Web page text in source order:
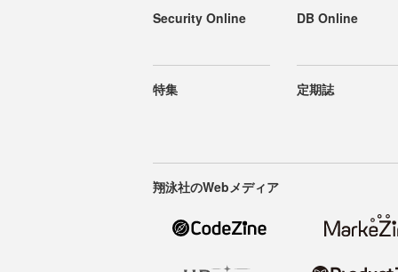
Security Online DB Online
特集 定期誌
翔泳社のWebメディア